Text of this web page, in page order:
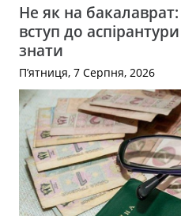
Не як на
вступ до
знати
П’ятниця, 7 Серпня, 2026